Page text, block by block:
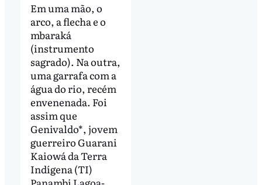
Em uma mão, o
arco, a flecha e o
mbaraká
(instrumento
sagrado). Na outra,
uma garrafa com a
água do rio, recém
envenenada. Foi
assim que
Genivaldo*, jovem
guerreiro Guarani
Kaiowá da Terra
Indígena (TI)